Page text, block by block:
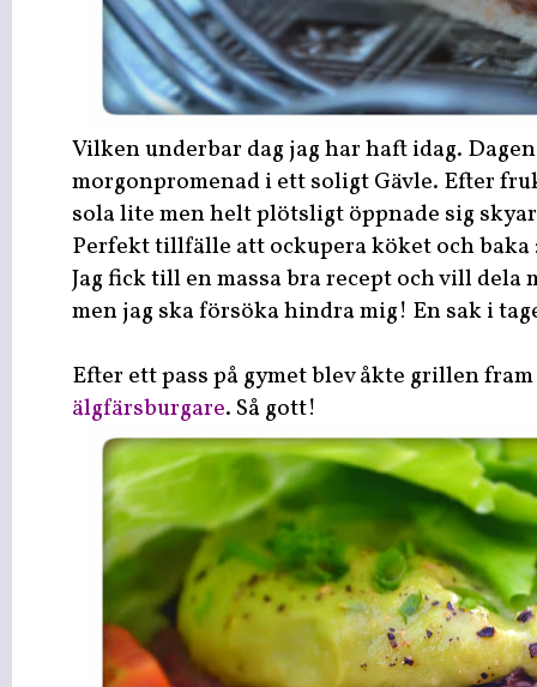
Vilken underbar dag jag har haft idag.
morgonpromenad i ett soligt Gävle. Efter
sola lite men helt plötsligt öppnade sig
Perfekt tillfälle att ockupera köket och baka
Jag fick till en massa bra recept och vill dela
men jag ska försöka hindra mig! En sak i
Efter ett pass på gymet blev åkte grillen
älgfärsburgare. Så gott!